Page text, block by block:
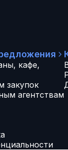
кафе,
закупок
агентствам